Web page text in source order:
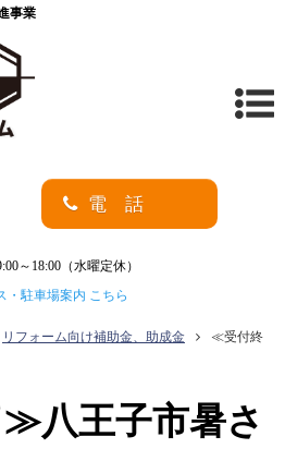
事業
電 話
～18:00（水曜定休）
・駐車場案内 こちら
リフォーム向け補助金、助成金
≪受付終
八王子市暑さ